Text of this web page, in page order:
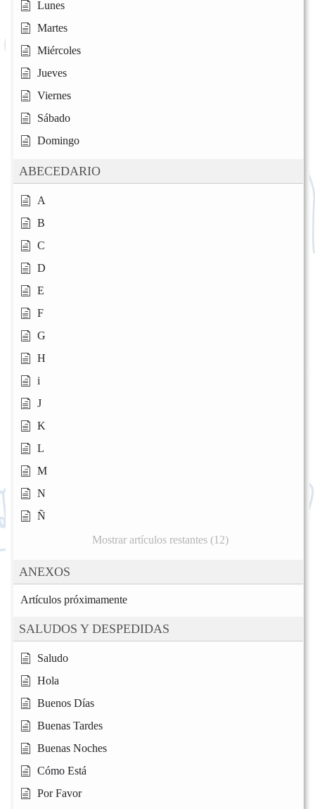
Lunes
Martes
Miércoles
Jueves
Viernes
Sábado
Domingo
ABECEDARIO
A
B
C
D
E
F
G
H
i
J
K
L
M
N
Ñ
Mostrar artículos restantes (12)
ANEXOS
Artículos próximamente
SALUDOS Y DESPEDIDAS
Saludo
Hola
Buenos Días
Buenas Tardes
Buenas Noches
Cómo Está
Por Favor